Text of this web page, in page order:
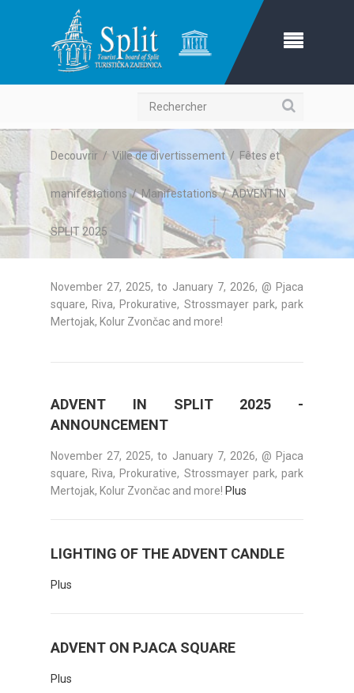
Rechercher
Decouvrir / Ville de divertissement/ Fêtes et
manifestations/Manifestations/ADVENT IN
SPLIT 2025
November 27, 2025, to January 7, 2026, @ Pjaca
square, Riva, Prokurative, Strossmayer park, park
Mertojak, Kolur Zvončac and more!
ADVENT IN SPLIT 2025 -
ANNOUNCEMENT
November 27, 2025, to January 7, 2026, @ Pjaca
square, Riva, Prokurative, Strossmayer park, park
Mertojak, Kolur Zvončac and more! Plus
LIGHTING OF THE ADVENT CANDLE
Plus
ADVENT ON PJACA SQUARE
Plus